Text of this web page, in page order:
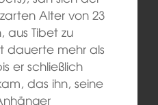
Alter von 23
aus Tibet zu
dauerte mehr als
er schließlich
das ihn, seine